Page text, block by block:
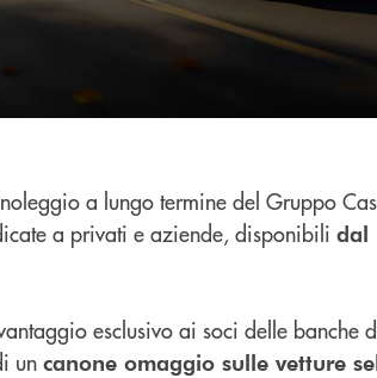
a lungo termine del Gruppo
a privati e aziende, disponibili dal
esclusivo ai soci delle banche
un canone omaggio sulle vetture